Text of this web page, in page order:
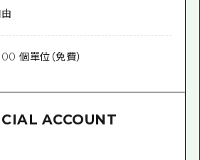
個單位（免費）
ACCOUNT